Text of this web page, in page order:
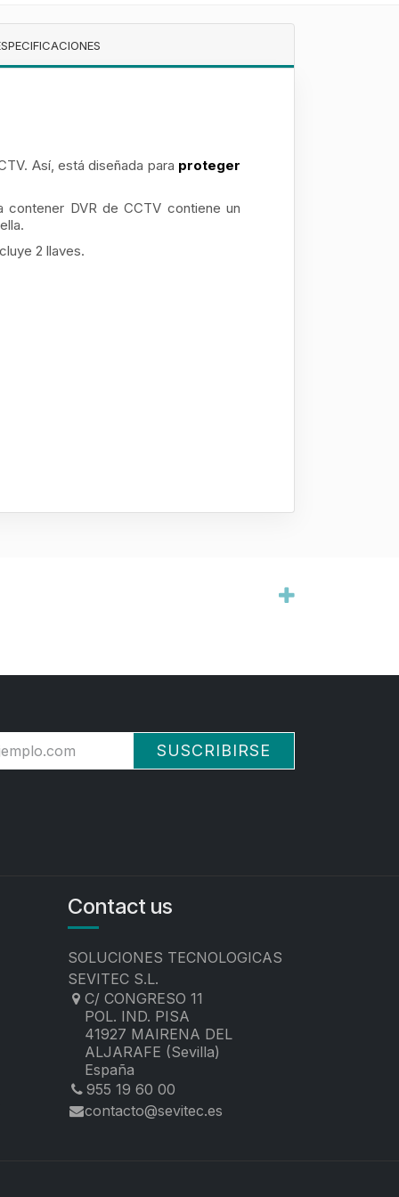
Así, está diseñada para proteger
DVR de CCTV contiene un
2 llaves.
SUSCRIBIRSE
Contact us
SOLUCIONES TECNOLOGICAS
SEVITEC S.L.
C/ CONGRESO 11
POL. IND. PISA
41927 MAIRENA DEL
ALJARAFE (Sevilla)
España
955 19 60 00
contacto@sevitec.es